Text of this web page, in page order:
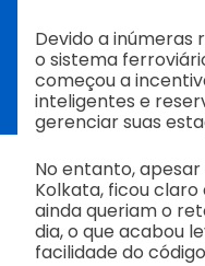
Devido a inúmeras
o sistema
começou a
inteligentes e
gerenciar suas
No entanto,
Kolkata, ficou claro
ainda queriam o
dia, o que acabou
facilidade do